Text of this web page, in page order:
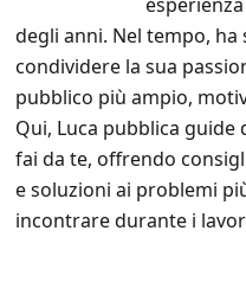
degli anni. Nel tempo,
condividere la sua
pubblico più ampio,
Qui, Luca pubblica
fai da te, offrendo
e soluzioni ai problemi
incontrare durante i